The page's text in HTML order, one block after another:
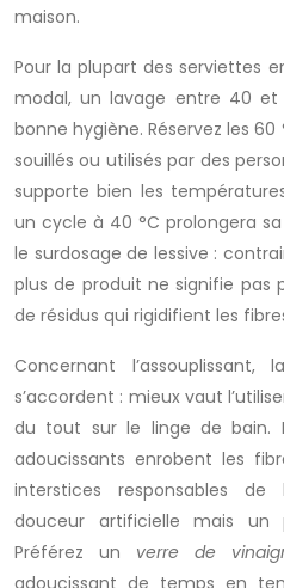
maison.
Pour la plupart des serviettes
modal, un lavage entre 40
bonne hygiène. Réservez les
souillés ou utilisés par des
supporte bien les
un cycle à 40 °C prolongera
le surdosage de lessive :
plus de produit ne signifie pas
de résidus qui rigidifient les
Concernant
s’accordent : mieux vaut
du tout sur le linge de bain.
adoucissants enrobent les
interstices responsables de
douceur artificielle mais un
Préférez un verre de
adoucissant de temps en